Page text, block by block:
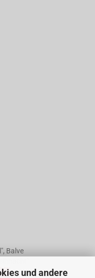
und andere
Balve